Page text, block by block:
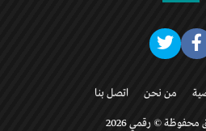
من نحن اتصل بنا
© رقمي 2026